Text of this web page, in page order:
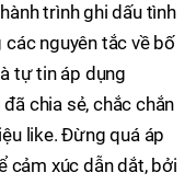
trình ghi dấu tình
các nguyên tắc về bố
tự tin áp dụng
chia sẻ, chắc chắn
like. Đừng quá áp
cảm xúc dẫn dắt, bởi